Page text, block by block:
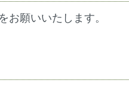
願いいたします。